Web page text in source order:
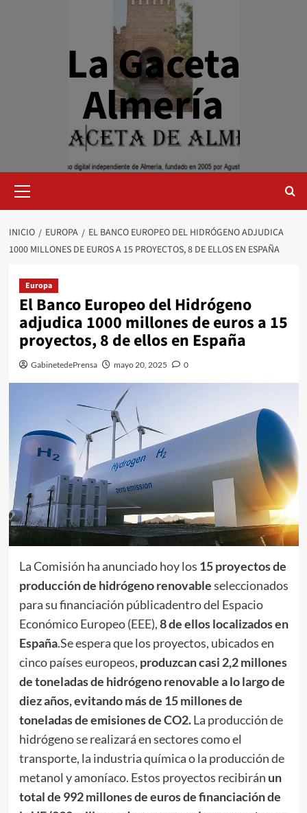
La Gaceta
Almería
primario
INICIO EUROPA
EL BANCO EUROPEO DEL HIDRÓGENO ADJUDICA
1000 MILLONES DE EUROS A 15 PROYECTOS, 8 DE ELLOS EN ESPAÑA
Europa
El Banco Europeo del Hidrógeno
adjudica 1000 millones de euros a 15
proyectos, 8 de ellos en España
GabinetedePrensa mayo 20, 2025 0
La Comisión ha anunciado hoy los 15 proyectos de
producción de hidrógeno renovableseleccionados
para su financiación públicadentro del Espacio
Económico Europeo (EEE),8 de ellos localizados en
España.Se espera que los proyectos, ubicados en
cinco países europeos, produzcan casi 2,2 millones
de toneladas de hidrógeno renovable a lo largo de
diez años, evitando más de 15 millones de
toneladas de emisiones de CO2.La producción de
hidrógeno se realizará en sectores como el
transporte, la industria química o la producción de
metanol y amoníaco. Estos proyectos recibirán un
total de 992 millones de euros de financiación de